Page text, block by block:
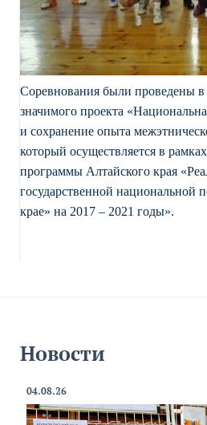
Соревнования были проведены в
значимого проекта
и сохранение опыта
который осуществляется в
программы Алтайского края
государственной национальной
крае» на 2017 – 2021 годы».
Новости
04.08.26